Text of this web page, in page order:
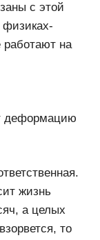
с этой
физиках-
на
деформацию
жизнь
а целых
то